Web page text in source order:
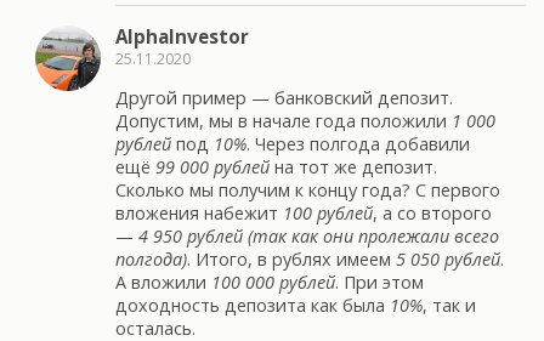
AlphaInvestor
25.11.2020
Другой пример — банковский депозит.
Допустим, мы в начале года положили 1 000
рублей под 10%. Через полгода добавили
ещё 99 000 рублей на тот же депозит.
Сколько мы получим к концу года? С первого
вложения набежит 100 рублей, а со второго
— 4 950 рублей (так как они пролежали всего
полгода). Итого, в рублях имеем 5 050 рублей.
А вложили 100 000 рублей. При этом
доходность депозита как была 10%, так и
осталась.